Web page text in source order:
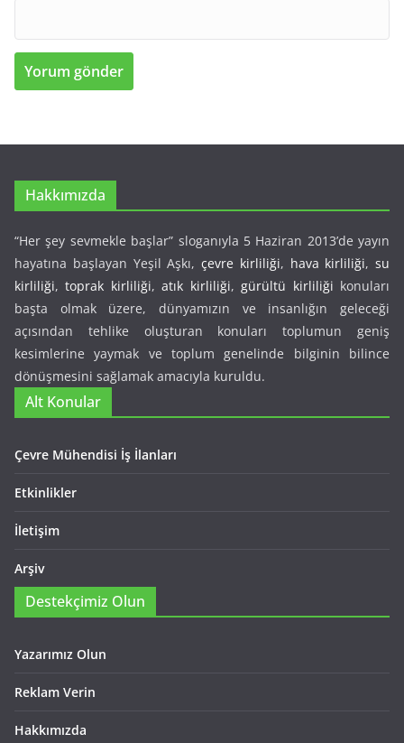
Hakkımızda
“Her şey sevmekle başlar” sloganıyla 5 Haziran 2013’de yayın
hayatına başlayan Yeşil Aşkı, çevre kirliliği, hava kirliliği, su
kirliliği,toprak kirliliği,atık kirliliği,gürültü kirliliği konuları
başta olmak üzere, dünyamızın ve insanlığın geleceği
açısından tehlike oluşturan konuları toplumun geniş
kesimlerine yaymak ve toplum genelinde bilginin bilince
dönüşmesini sağlamak amacıyla kuruldu.
Alt Konular
Çevre Mühendisi İş İlanları
Etkinlikler
İletişim
Arşiv
Destekçimiz Olun
Yazarımız Olun
Reklam Verin
Hakkımızda